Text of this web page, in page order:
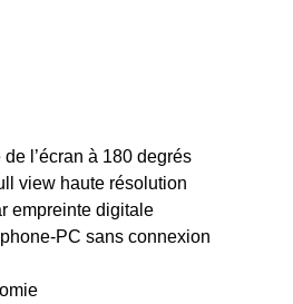
l’écran à 180 degrés
view haute résolution
empreinte digitale
PC sans connexion